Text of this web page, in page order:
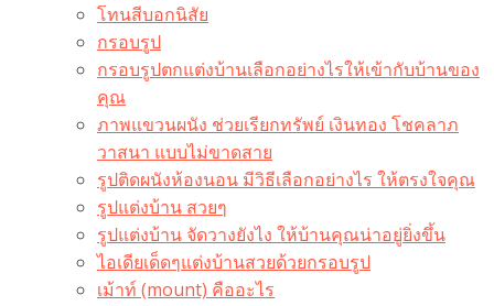
โทนสีบอกนิสัย
กรอบรูป
กรอบรูปตกแต่งบ้านเลือกอย่างไรให้เข้ากับบ้านของ
คุณ
ภาพแขวนผนัง ช่วยเรียกทรัพย์ เงินทอง โชคลาภ
วาสนา แบบไม่ขาดสาย
รูปติดผนังห้องนอน มีวิธีเลือกอย่างไร ให้ตรงใจคุณ
รูปแต่งบ้าน สวยๆ
รูปแต่งบ้าน จัดวางยังไง ให้บ้านคุณน่าอยู่ยิ่งขึ้น
ไอเดียเด็ดๆแต่งบ้านสวยด้วยกรอบรูป
เม้าท์ (mount) คืออะไร​